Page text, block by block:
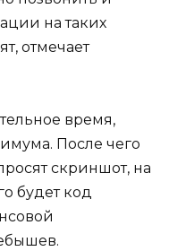
на таких
отмечает
время,
После чего
скриншот, на
будет код